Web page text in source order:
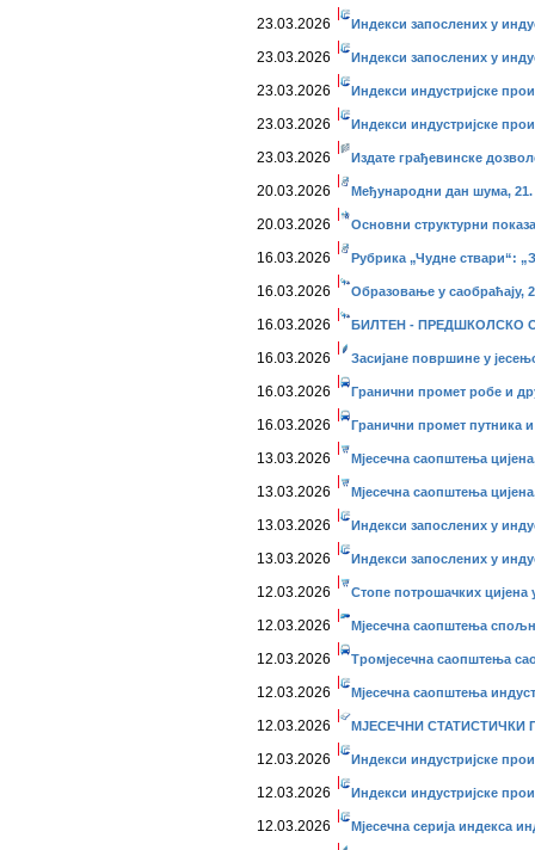
23.03.2026 Индекси запослених у
23.03.2026 Индекси запослених у
23.03.2026 Индекси индустријске
23.03.2026 Индекси индустријске
23.03.2026 Издате грађевинске
20.03.2026 Међународни дан шума, 21.
20.03.2026 Основни структурни
16.03.2026 Рубрика „Чудне ствари“:
16.03.2026 Образовање у саобраћају,
16.03.2026 БИЛТЕН - ПРЕДШКОЛСКО
16.03.2026 Засијане површине у
16.03.2026 Гранични промет робе и
16.03.2026 Гранични промет путника и
13.03.2026 Мјесечна саопштења
13.03.2026 Мјесечна саопштења
13.03.2026 Индекси запослених у
13.03.2026 Индекси запослених у
12.03.2026 Стопе потрошачких цијена
12.03.2026 Мјесечна саопштења
12.03.2026 Тромјесечна саопштења
12.03.2026 Мјесечна саопштења
12.03.2026 МЈЕСЕЧНИ СТАТИСТИЧКИ
12.03.2026 Индекси индустријске
12.03.2026 Индекси индустријске
12.03.2026 Мјесечна серија индекса